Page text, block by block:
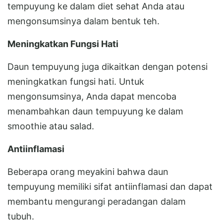
tempuyung ke dalam diet sehat Anda atau
mengonsumsinya dalam bentuk teh.
Meningkatkan Fungsi Hati
Daun tempuyung juga dikaitkan dengan potensi
meningkatkan fungsi hati. Untuk
mengonsumsinya, Anda dapat mencoba
menambahkan daun tempuyung ke dalam
smoothie atau salad.
Antiinflamasi
Beberapa orang meyakini bahwa daun
tempuyung memiliki sifat antiinflamasi dan dapat
membantu mengurangi peradangan dalam
tubuh.